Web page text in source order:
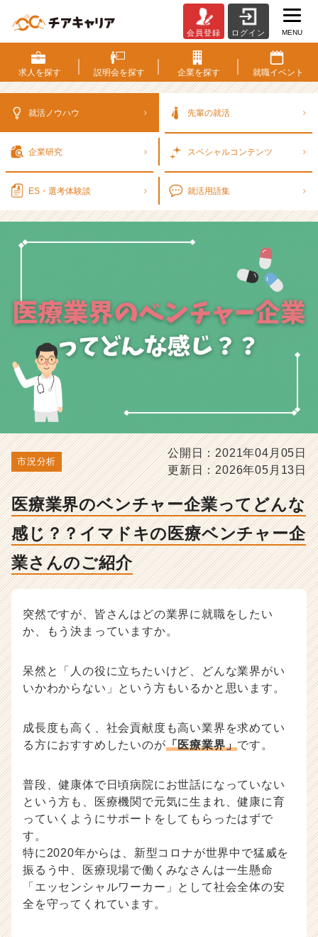
療
業
界
ー
じ？？
イ
マ
ド
療
企
業
さ
ん
の
ご
紹
-
選
対
策・
就
ノ
ウ
記
事
チ
ャ
ー・
成
会員登録 ログイン MENU
求人を探す 説明会を探す 企業を探す 就職イベント
就活ノウハウ 先輩の就活
企業研究 スペシャルコンテンツ
ES・選考体験談 就活用語集
市況分析
公開日：2021年04月05日
更新日：2026年05月13日
医療業界のベンチャー企業ってどんな
感じ？？イマドキの医療ベンチャー企
業さんのご紹介
突然ですが、皆さんはどの業界に就職をしたい
か、もう決まっていますか。
呆然と「人の役に立ちたいけど、どんな業界がい
いかわからない」という方もいるかと思います。
成長度も高く、社会貢献度も高い業界を求めてい
る方におすすめしたいのが「医療業界」です。
普段、健康体で日頃病院にお世話になっていない
という方も、医療機関で元気に生まれ、健康に育
っていくようにサポートをしてもらったはずで
す。
特に2020年からは、新型コロナが世界中で猛威を
振るう中、医療現場で働くみなさんは一生懸命
「エッセンシャルワーカー」として社会全体の安
全を守ってくれています。